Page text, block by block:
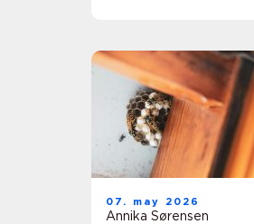
07. may 2026
Annika Sørensen